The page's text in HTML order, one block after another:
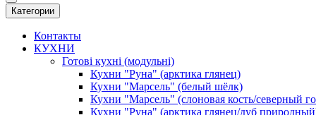
Категории
Контакты
КУХНИ
Готові кухні (модульні)
Кухни "Руна" (арктика глянец)
Кухни "Марсель" (белый шёлк)
Кухни "Марсель" (слоновая кость/северный
Кухни "Руна" (арктика глянец/дуб